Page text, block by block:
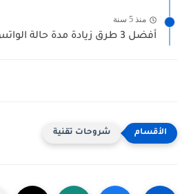
منذ 5 سنة
أفضل 3 طرق زيادة مدة حالة الواتس اب 2020
شروحات تقنية